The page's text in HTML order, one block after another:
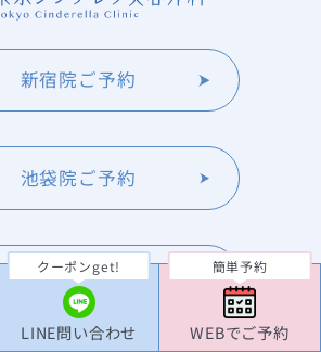
クーポンget!
LINE問い合わせ
簡単予約
WEBでご予約
新宿院ご予約
池袋院ご予約
大宮院ご予約